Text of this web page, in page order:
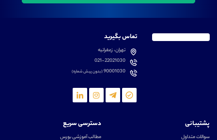
تماس بگیرید
تهران، زعفرانیه
021-22021030
90001030(بدون پیش شماره)
پشتیبانی
سوالات متداول
دسترسی سریع
مطالب آموزشی بورس